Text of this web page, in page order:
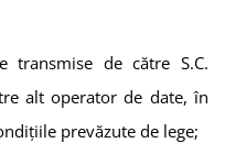
transmise de către S.C.
alt operator de date, în
prevăzute de lege;